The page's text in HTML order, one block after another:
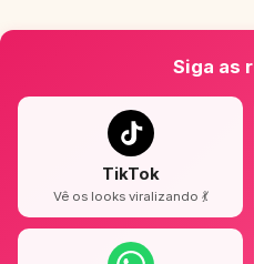
Siga as
TikTok
Vê os looks viralizando 💃